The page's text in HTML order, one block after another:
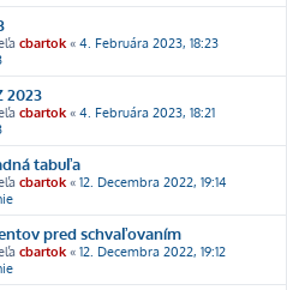
cbartok « 4. Februára 2023, 18:23
2023
cbartok « 4. Februára 2023, 18:21
tabuľa
cbartok « 12. Decembra 2022, 19:14
pred schvaľovaním
cbartok « 12. Decembra 2022, 19:12